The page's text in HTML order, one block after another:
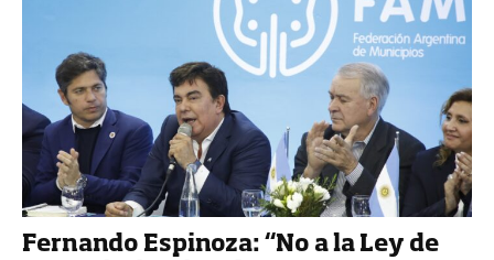
Fernando Espinoza: “No a la Ley de